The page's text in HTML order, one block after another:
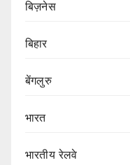
बिज़नेस
बिहार
बेंगलुरु
भारत
भारतीय रेलवे